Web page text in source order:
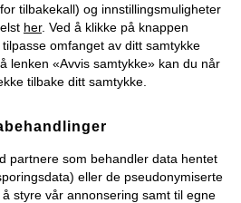
finne oss på
Cookie-innstillinger
Angre kjøp
tilbakekall) og innstillingsmuligheter
her. Ved å klikke på knappen
omfanget av ditt samtykke
lenken «Avvis samtykke» kan du når
tilbake ditt samtykke.
partnere som behandler data hentet
eller de pseudonymiserte
styre vår annonsering samt til egne